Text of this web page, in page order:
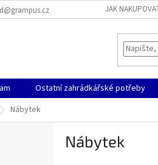
JAK
Ostatní zahrádkářské potřeby
Nábytek
Nábytek